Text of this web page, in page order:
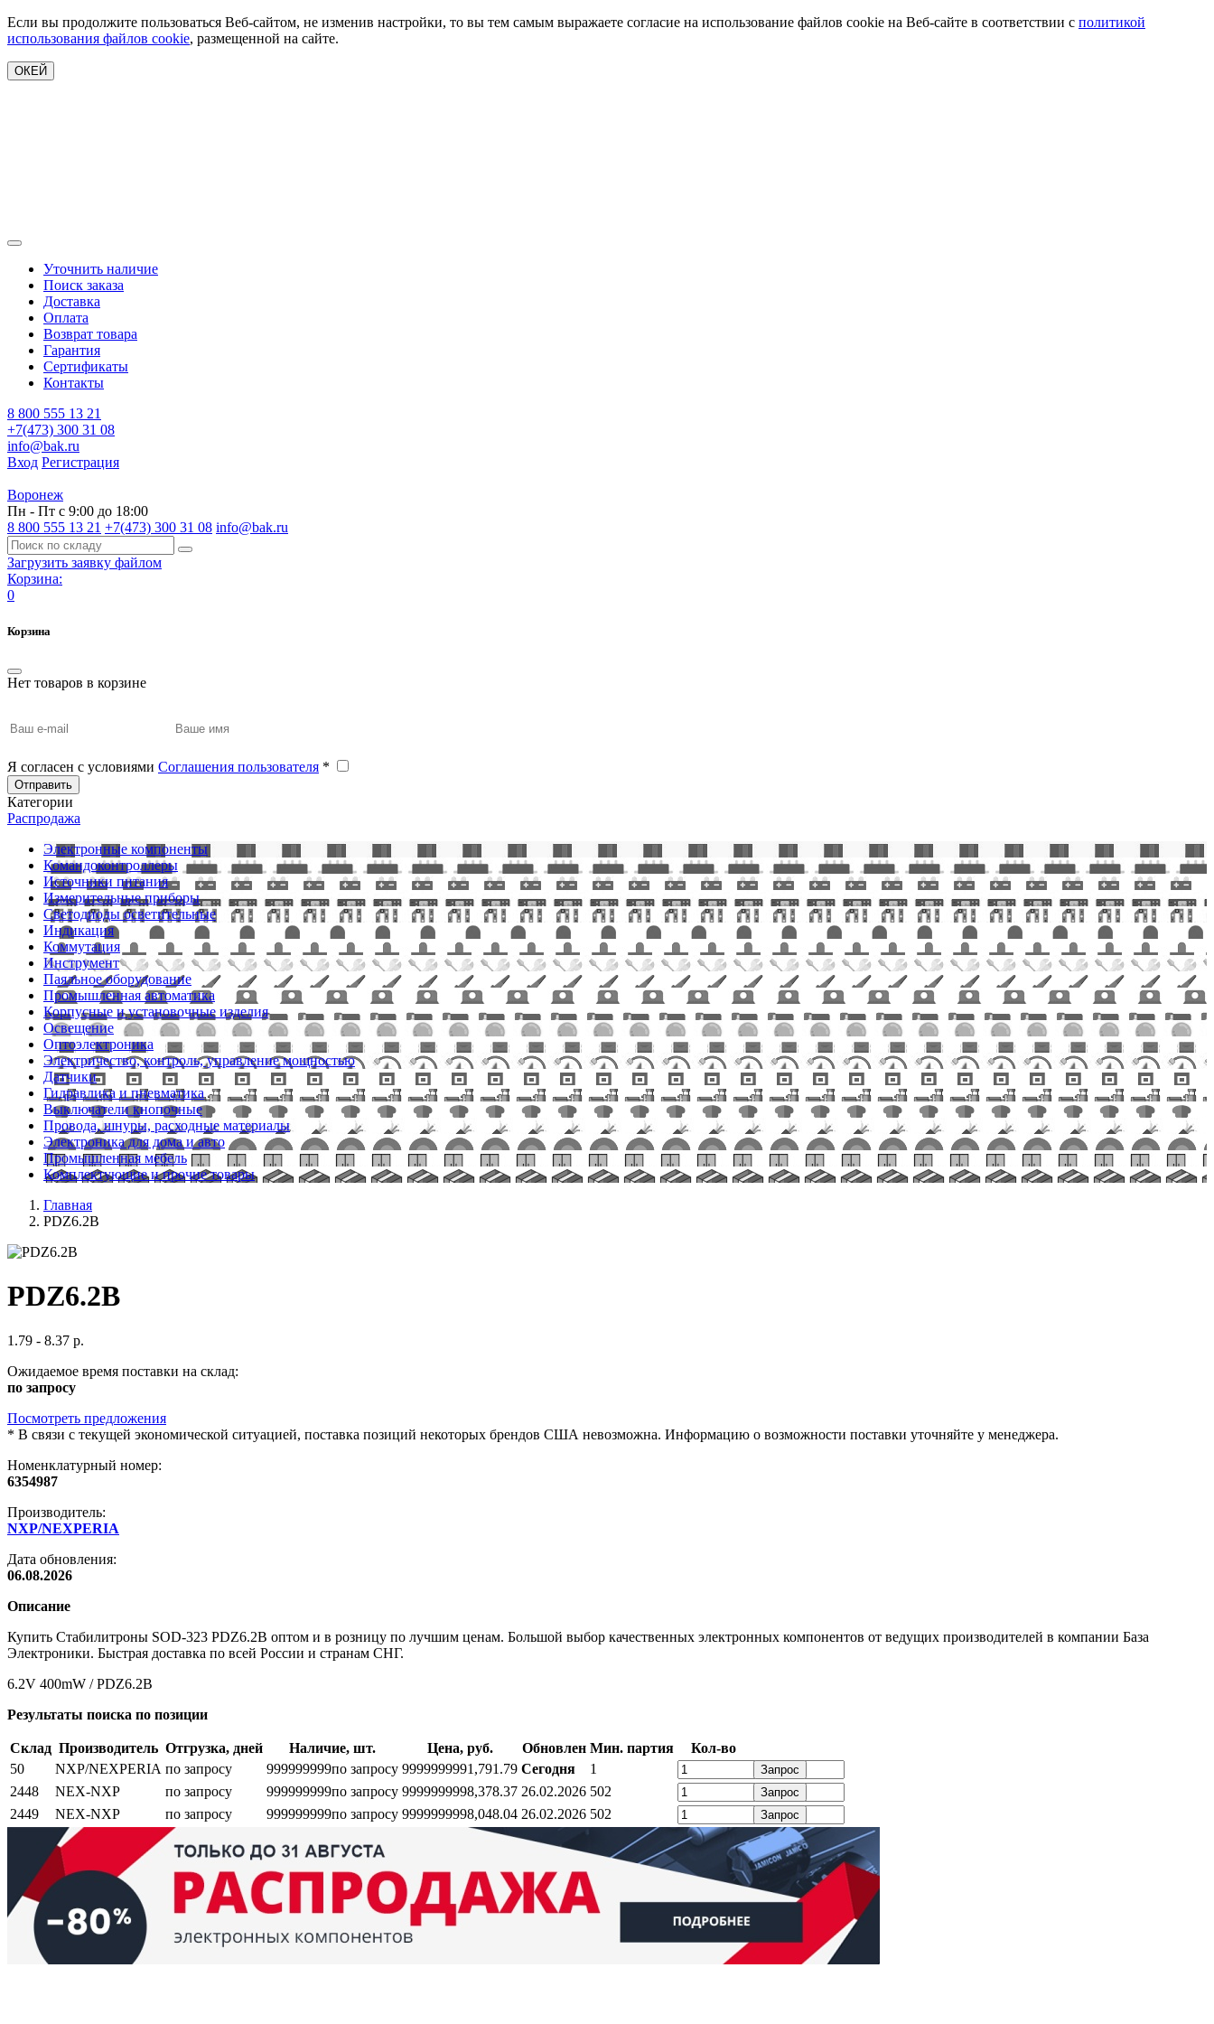
Если вы продолжите пользоваться Веб-сайтом, не изменив настройки, то вы тем самым выражаете согласие на использование файлов cookie на Веб-сайте в соответствии с политикой
использования файлов cookie, размещенной на сайте.
ОКЕЙ
Уточнить наличие
Поиск заказа
Доставка
Оплата
Возврат товара
Гарантия
Сертификаты
Контакты
8 800 555 13 21
+7(473) 300 31 08
info@bak.ru
Вход Регистрация
Воронеж
Пн - Пт с 9:00 до 18:00
8 800 555 13 21 +7(473) 300 31 08 info@bak.ru
Загрузить заявку файлом
Корзина:
0
Корзина
Нет товаров в корзине
Я согласен с условиями Соглашения пользователя *
Отправить
Категории
Распродажа
Электронные компоненты
Командоконтроллеры
Источники питания
Измерительные приборы
Светодиоды осветительные
Индикация
Коммутация
Инструмент
Паяльное оборудование
Промышленная автоматика
Корпусные и установочные изделия
Освещение
Оптоэлектроника
Электричество, контроль, управление мощностью
Датчики
Гидравлика и пневматика
Выключатели кнопочные
Провода, шнуры, расходные материалы
Электроника для дома и авто
Промышленная мебель
Комплектующие и прочие товары
Главная
PDZ6.2B
PDZ6.2B
1.79 - 8.37 р.
Ожидаемое время поставки на склад:
по запросу
Посмотреть предложения
* В связи с текущей экономической ситуацией, поставка позиций некоторых брендов США невозможна. Информацию о возможности поставки уточняйте у менеджера.
Номенклатурный номер:
6354987
Производитель:
NXP/NEXPERIA
Дата обновления:
06.08.2026
Описание
Купить Стабилитроны SOD-323 PDZ6.2B оптом и в розницу по лучшим ценам. Большой выбор качественных электронных компонентов от ведущих производителей в компании База
Электроники. Быстрая доставка по всей России и странам СНГ.
6.2V 400mW / PDZ6.2B
Результаты поиска по позиции
Склад Производитель Отгрузка, дней Наличие, шт. Цена, руб. Обновлен Мин. партия
Кол-во
50
NXP/NEXPERIA по запросу 999999999по запросу 9999999991,791.79 Сегодня 1 Запрос
2448 NEX-NXP по запросу 999999999по запросу 9999999998,378.37 26.02.2026 502 Запрос
2449 NEX-NXP по запросу 999999999по запросу 9999999998,048.04 26.02.2026 502 Запрос